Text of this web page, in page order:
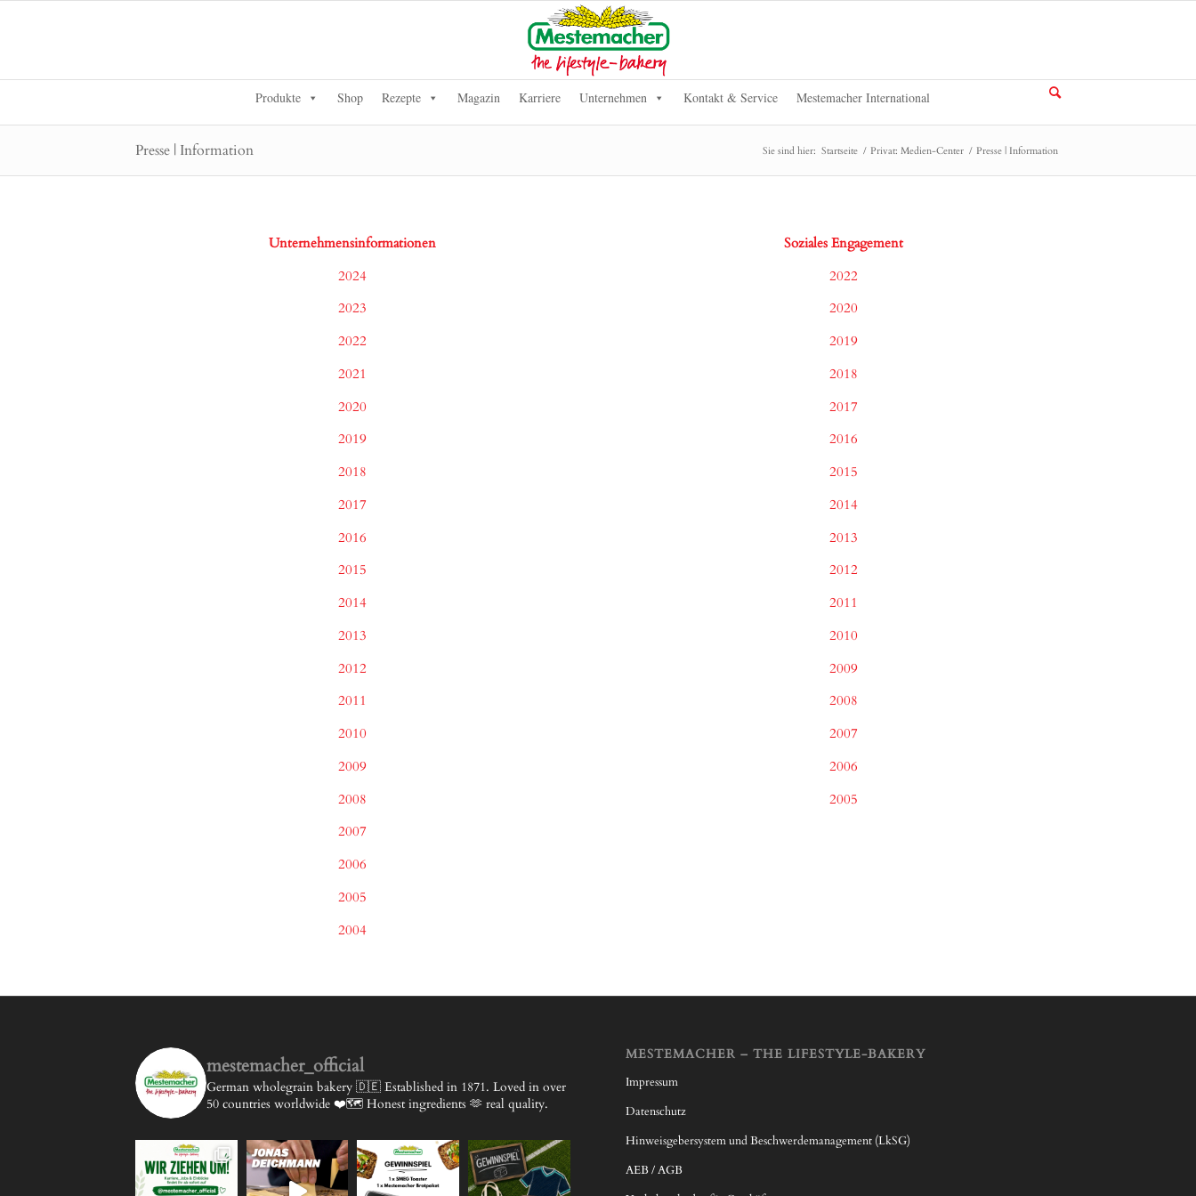
Produkte Shop Rezepte Magazin Karriere Unternehmen Kontakt & Service Mestemacher International
Presse | Information Sie sind hier: Startseite / Privat: Medien-Center / Presse | Information
Unternehmensinformationen
2024
2023
2022
2021
2020
2019
2018
2017
2016
2015
2014
2013
2012
2011
2010
2009
2008
2007
2006
2005
2004
Soziales Engagement
2022
2020
2019
2018
2017
2016
2015
2014
2013
2012
2011
2010
2009
2008
2007
2006
2005
mestemacher_official
German wholegrain bakery 🇩🇪 Established in 1871. Loved in over
50 countries worldwide ❤️🗺️ Honest ingredients 🫶 real quality.
MESTEMACHER – THE LIFESTYLE-BAKERY
Impressum
Datenschutz
Hinweisgebersystem und Beschwerdemanagement (LkSG)
AEB / AGB